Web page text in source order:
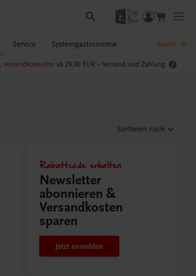
Service Systemgastronomie Menü
versandkostenfrei ab 29,00 EUR – Versand und Zahlung
Sortieren nach
Rabattcode erhalten
Newsletter
abonnieren &
Versandkosten
sparen
Jetzt anmelden